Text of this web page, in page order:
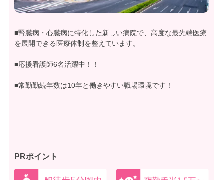
■腎臓病・心臓病に特化した新しい病院で、高度な最先端医療
を展開できる医療体制を整えています。
■応援看護師6名活躍中！！
■常勤勤続年数は10年と働きやすい職場環境です！
PRポイント